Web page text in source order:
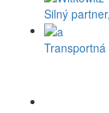
Silný